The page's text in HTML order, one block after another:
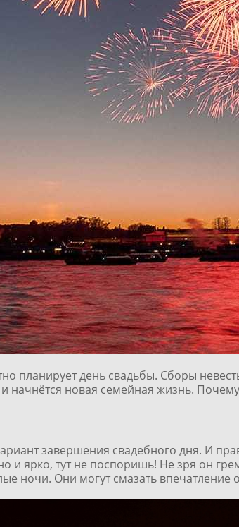
планирует день свадьбы. Сборы
и начнётся новая семейная жизнь.
завершения свадебного дня. И
и ярко, тут не поспоришь! Не зря он
ночи. Они могут смазать впечатление